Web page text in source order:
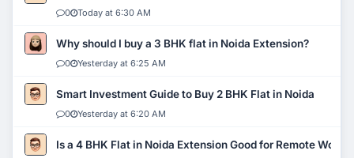
0 Today at 6:30 AM
Why should I buy a 3 BHK flat in Noida Extension?
0 Yesterday at 6:25 AM
Smart Investment Guide to Buy 2 BHK Flat in Noida
0 Yesterday at 6:20 AM
Is a 4 BHK Flat in Noida Extension Good for Remote Work?